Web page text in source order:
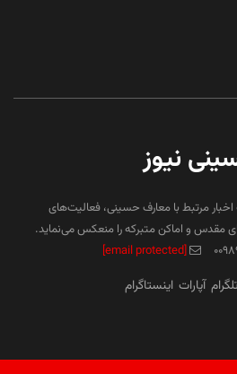
نیوز
مرتبط با معارف حسینی، فعالیت‌های
مقدس و اماکن متبرکه را منعکس می‌نماید.
[email protected]
تلگرام آپارات اینستاگرام